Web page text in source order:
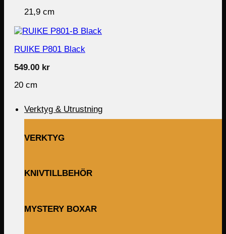
21,9 cm
RUIKE P801 Black
549.00 kr
20 cm
Verktyg & Utrustning
VERKTYG
KNIVTILLBEHÖR
MYSTERY BOXAR